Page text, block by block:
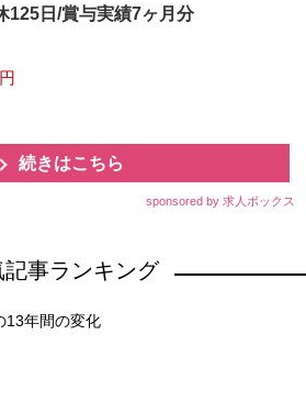
125日/賞与実績7ヶ月分
続きはこちら
sponsored by 求人ボックス
記事ランキング
13年間の変化